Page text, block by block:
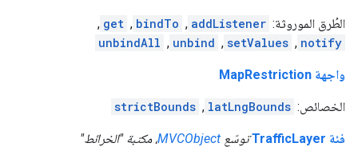
الطُرق الموروثة: addListener
,
bindTo
,
get
,
notify
,
setValues
,
unbind
,
unbindAll
واجهة MapRestriction
الخصائص: latLngBounds
,
strictBounds
فئة TrafficLayer توسّع MVCObject، مكتبة "الخرائط"